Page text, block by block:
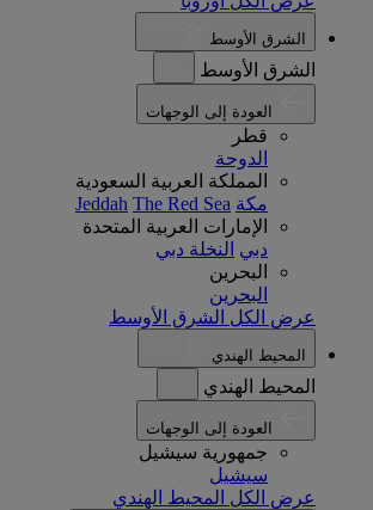
الشرق الأوسط
الشرق الأوسط
قطر
الدوحة
المملكة العربية السعودية
مكة
Jeddah The Red Sea
الإمارات العربية المتحدة
دبي النخلة دبي
البحرين
البحرين
عرض الكل الشرق الأوسط
المحيط الهندي
المحيط الهندي
جمهورية سيشيل
سيشيل
عرض الكل المحيط الهندي